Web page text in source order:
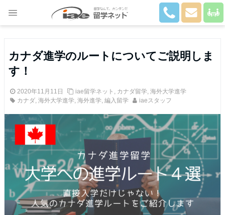
カナダ進学のルートについてご説明しま
す！
2020年11月11日 iae留学ネット , カナダ留学, 海外大学進学
カナダ, 海外大学進学, 海外進学, 編入留学 iaeスタッフ